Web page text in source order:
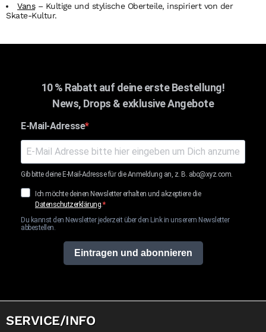
Vans– Kultige und stylische Oberteile, inspiriert von der
Skate-Kultur.
10 % Rabatt auf deine erste Bestellung!
News, Drops & exklusive Angebote
E-Mail-Adresse
Gib bitte deine E-Mail-Adresse für die Anmeldung an, z. B. abc@xyz.com.
Ich möchte deinen Newsletter erhalten und akzeptiere die
Datenschutzerklärung.
Du kannst den Newsletter jederzeit über den Link in unserem Newsletter
abbestellen.
Eintragen und abonnieren
SERVICE/INFO